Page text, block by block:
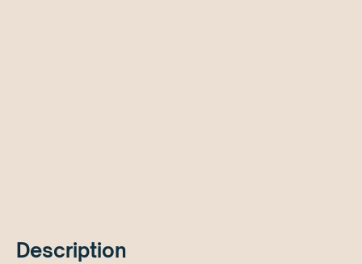
Description